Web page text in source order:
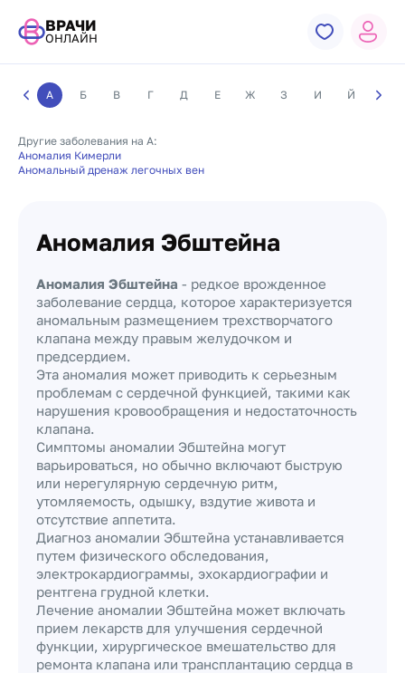
ВРАЧИ
ОНЛАЙН
А Б В Г Д Е Ж З И Й К
Другие заболевания на А:
Аномалия Кимерли
Аномальный дренаж легочных вен
Аномалия Эбштейна
Аномалия Эбштейна - редкое врожденное
заболевание сердца, которое характеризуется
аномальным размещением трехстворчатого
клапана между правым желудочком и
предсердием.
Эта аномалия может приводить к серьезным
проблемам с сердечной функцией, такими как
нарушения кровообращения и недостаточность
клапана.
Симптомы аномалии Эбштейна могут
варьироваться, но обычно включают быструю
или нерегулярную сердечную ритм,
утомляемость, одышку, вздутие живота и
отсутствие аппетита.
Диагноз аномалии Эбштейна устанавливается
путем физического обследования,
электрокардиограммы, эхокардиографии и
рентгена грудной клетки.
Лечение аномалии Эбштейна может включать
прием лекарств для улучшения сердечной
функции, хирургическое вмешательство для
ремонта клапана или трансплантацию сердца в